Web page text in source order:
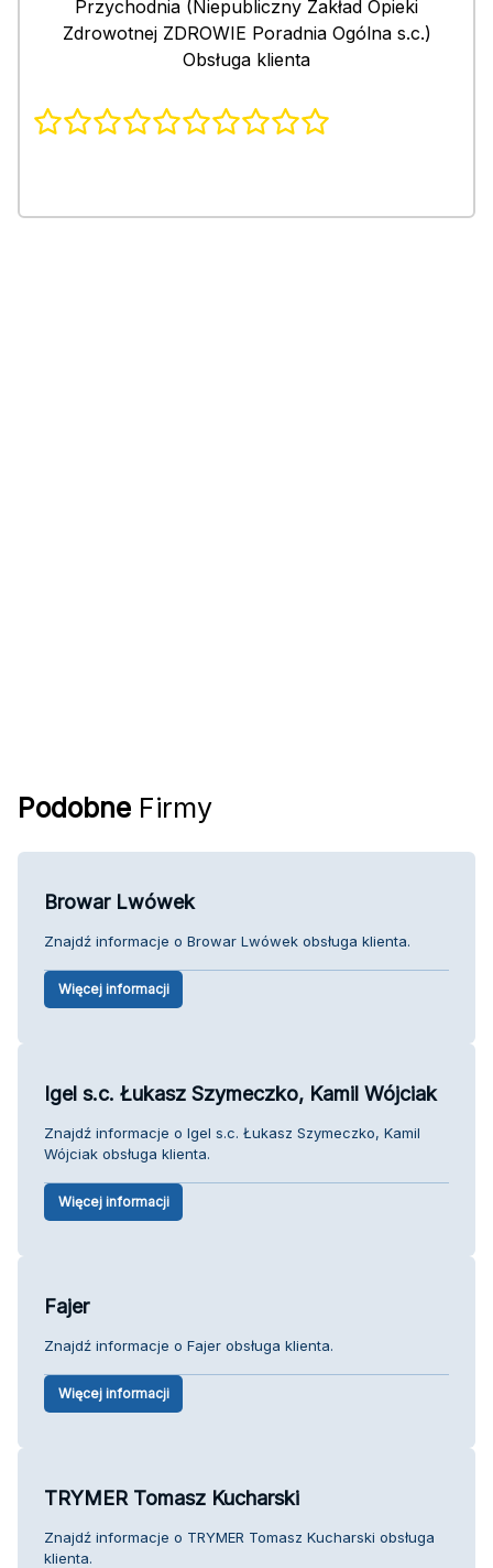
Przychodnia (Niepubliczny Zakład Opieki
Zdrowotnej ZDROWIE Poradnia Ogólna s.c.)
Obsługa klienta
Podobne Firmy
Browar Lwówek
Znajdź informacje o Browar Lwówek obsługa klienta.
Więcej informacji
Igel s.c. Łukasz Szymeczko, Kamil Wójciak
Znajdź informacje o Igel s.c. Łukasz Szymeczko, Kamil
Wójciak obsługa klienta.
Więcej informacji
Fajer
Znajdź informacje o Fajer obsługa klienta.
Więcej informacji
TRYMER Tomasz Kucharski
Znajdź informacje o TRYMER Tomasz Kucharski obsługa
klienta.